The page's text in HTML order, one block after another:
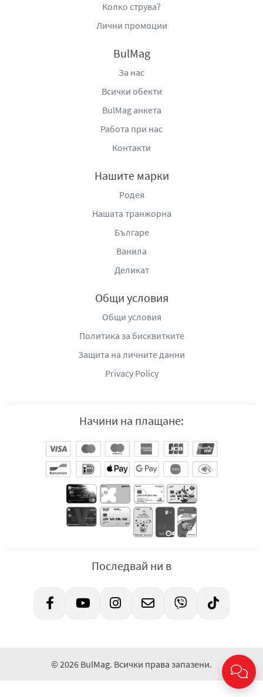
Колко струва?
Лични промоции
BulMag
За нас
Всички обекти
BulMag анкета
Работа при нас
Контакти
Нашите марки
Родея
Нашата транжорна
Българе
Ванила
Деликат
Общи условия
Общи условия
Политика за бисквитките
Защита на личните данни
Privacy Policy
Начини на плащане:
Последвай ни в
© 2026 BulMag. Всички права запазени.